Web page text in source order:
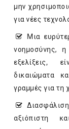
μην
για νέες
­Μια
νοημοσύνης,
εξελίξεις,
δικαιώματα
γραμμές για τη
αξιόπιστη